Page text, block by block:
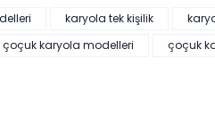
karyola tek kişilik
çoçuk karyola modelleri çoçuk